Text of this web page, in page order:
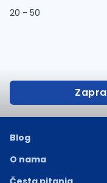
20 - 50
Blog
O nama